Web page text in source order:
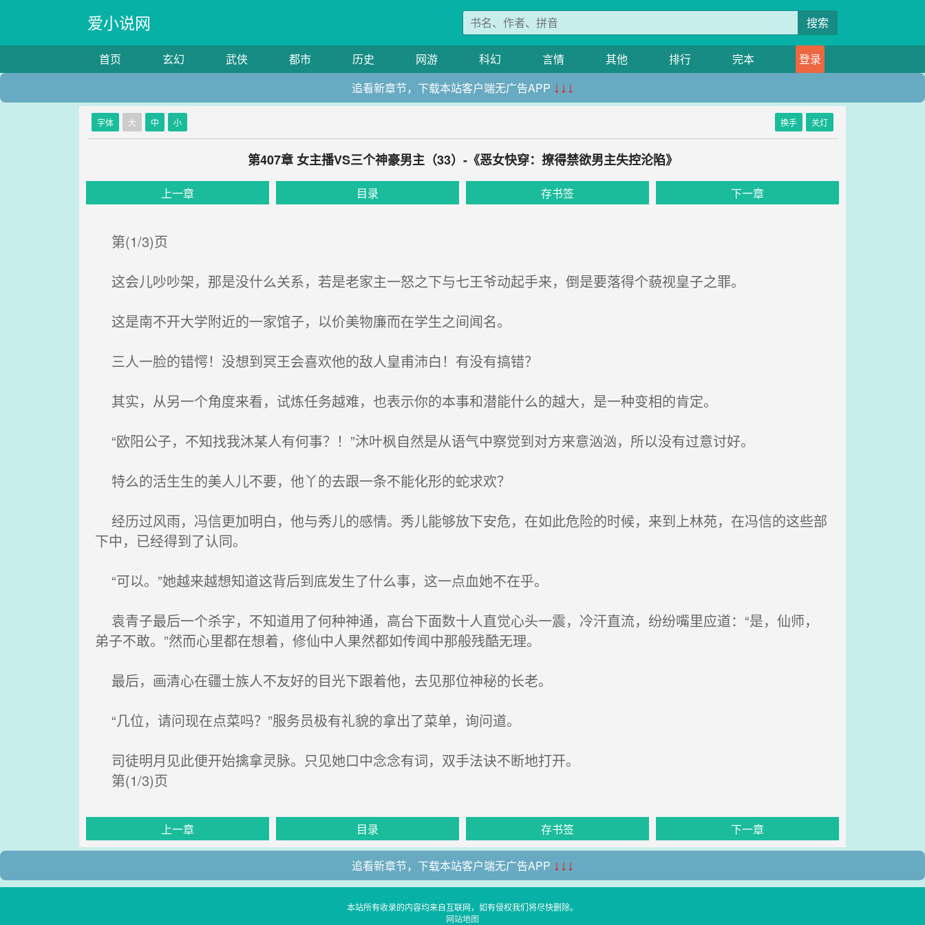
爱小说网 搜索
首页 玄幻 武侠 都市 历史 网游 科幻 言情 其他 排行 完本
登录
追看新章节，下载本站客户端无广告APP ↓↓↓
字体 大 中 小 换手 关灯
第407章 女主播VS三个神豪男主（33）-《恶女快穿：撩得禁欲男主失控沦陷》
上一章 目录 存书签 下一章
第(1/3)页
这会儿吵吵架，那是没什么关系，若是老家主一怒之下与七王爷动起手来，倒是要落得个藐视皇子之罪。
这是南不开大学附近的一家馆子，以价美物廉而在学生之间闻名。
三人一脸的错愕！没想到冥王会喜欢他的敌人皇甫沛白！有没有搞错？
其实，从另一个角度来看，试炼任务越难，也表示你的本事和潜能什么的越大，是一种变相的肯定。
“欧阳公子，不知找我沐某人有何事？！”沐叶枫自然是从语气中察觉到对方来意汹汹，所以没有过意讨好。
特么的活生生的美人儿不要，他丫的去跟一条不能化形的蛇求欢？
经历过风雨，冯信更加明白，他与秀儿的感情。秀儿能够放下安危，在如此危险的时候，来到上林苑，在冯信的这些部
下中，已经得到了认同。
“可以。”她越来越想知道这背后到底发生了什么事，这一点血她不在乎。
袁青子最后一个杀字，不知道用了何种神通，高台下面数十人直觉心头一震，冷汗直流，纷纷嘴里应道：“是，仙师，
弟子不敢。”然而心里都在想着，修仙中人果然都如传闻中那般残酷无理。
最后，画清心在疆士族人不友好的目光下跟着他，去见那位神秘的长老。
“几位，请问现在点菜吗？”服务员极有礼貌的拿出了菜单，询问道。
司徒明月见此便开始擒拿灵脉。只见她口中念念有词，双手法诀不断地打开。
第(1/3)页
上一章 目录 存书签 下一章
追看新章节，下载本站客户端无广告APP ↓↓↓
本站所有收录的内容均来自互联网，如有侵权我们将尽快删除。
网站地图